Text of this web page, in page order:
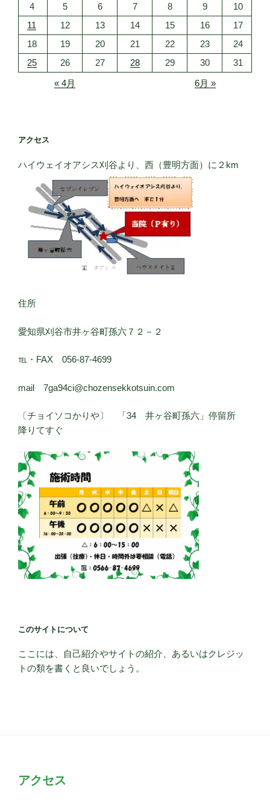
4
5 6 7 8 9
10
11
12 13 14 15 16
17
18
19 20 21 22 23
24
25
26 27 28 29 30
31
« 4月
6月 »
アクセス
ハイウェイオアシス刈谷より、西（豊明方面）に２km
住所
愛知県刈谷市井ヶ谷町孫六７２－２
℡・FAX 056-87-4699
mail 7ga94ci@chozensekkotsuin.com
〔チョイソコかりや〕 「34 井ヶ谷町孫六」停留所
降りてすぐ
このサイトについて
ここには、自己紹介やサイトの紹介、あるいはクレジッ
トの類を書くと良いでしょう。
アクセス